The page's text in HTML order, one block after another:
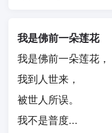
我是佛前一朵莲花
我是佛前一朵莲花，
我到人世来，
被世人所误。
我不是普度...